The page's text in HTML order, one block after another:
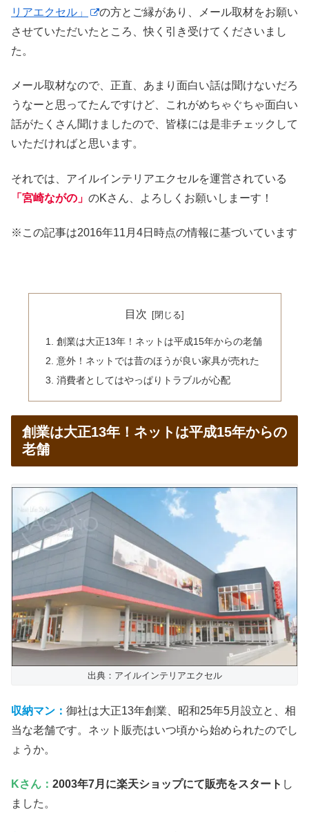
リアエクセル」
の方とご縁があり、メール取材をお願い
させていただいたところ、快く引き受けてくださいまし
た。
メール取材なので、正直、あまり面白い話は聞けないだろ
うなーと思ってたんですけど、これがめちゃぐちゃ面白い
話がたくさん聞けましたので、皆様には是非チェックして
いただければと思います。
それでは、アイルインテリアエクセルを運営されている
「宮崎ながの」 のKさん、よろしくお願いしまーす！
※この記事は2016年11月4日時点の情報に基づいています
目次
創業は大正13年！ネットは平成15年からの老舗
意外！ネットでは昔のほうが良い家具が売れた
消費者としてはやっぱりトラブルが心配
創業は大正13年！ネットは平成15年からの
老舗
出典：アイルインテリアエクセル
収納マン： 御社は大正13年創業、昭和25年5月設立と、相
当な老舗です。ネット販売はいつ頃から始められたのでし
ょうか。
Kさん： 2003年7月に楽天ショップにて販売をスタート し
ました。